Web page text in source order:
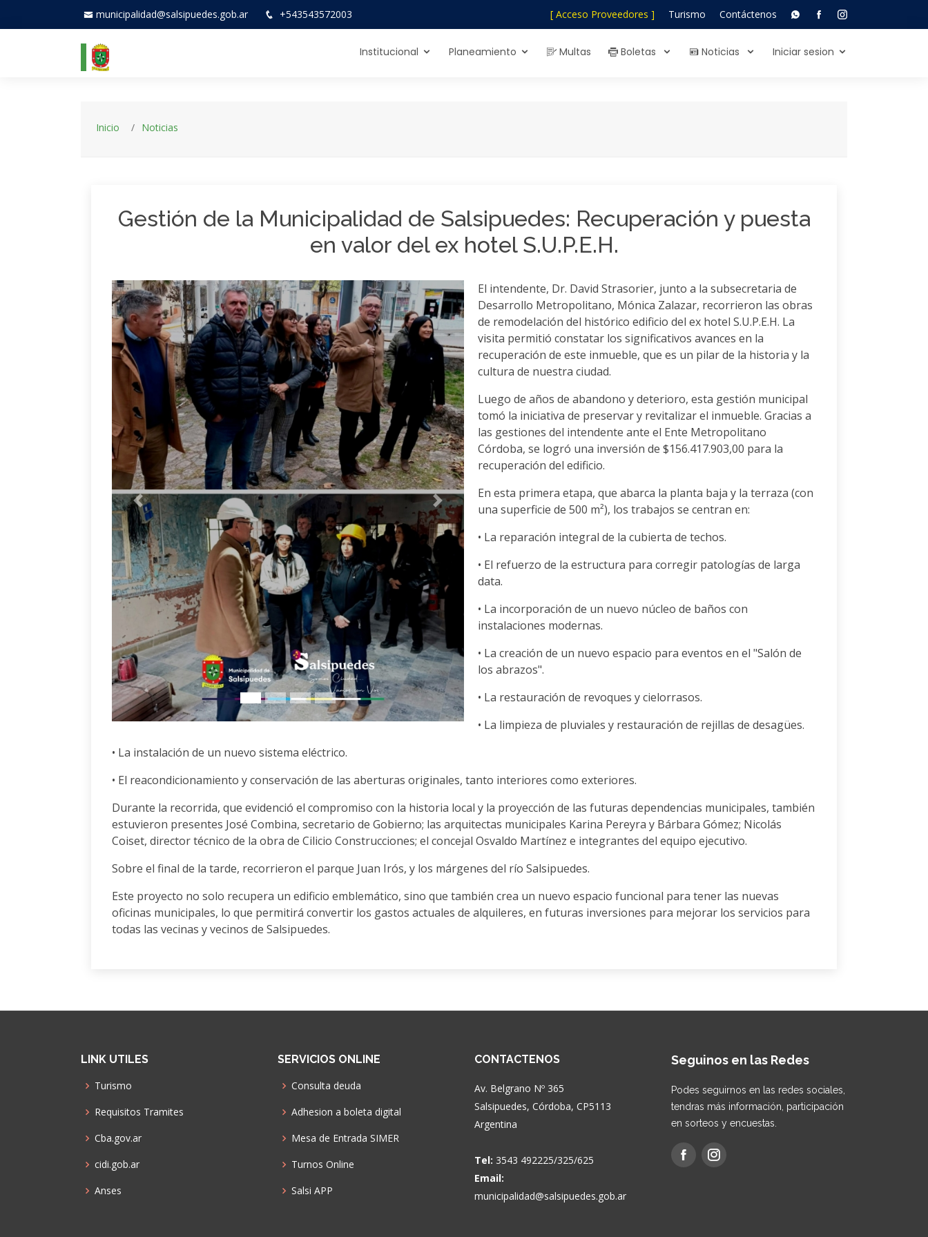
municipalidad@salsipuedes.gob.ar +543543572003 [ Acceso Proveedores ] Turismo Contáctenos
Institucional Planeamiento Multas Boletas Noticias Iniciar sesion
Inicio Noticias
Gestión de la Municipalidad de Salsipuedes: Recuperación y puesta
en valor del ex hotel S.U.P.E.H.
Anterior Siguiente
El intendente, Dr. David Strasorier, junto a la subsecretaria de
Desarrollo Metropolitano, Mónica Zalazar, recorrieron las obras
de remodelación del histórico edificio del ex hotel S.U.P.E.H. La
visita permitió constatar los significativos avances en la
recuperación de este inmueble, que es un pilar de la historia y la
cultura de nuestra ciudad.
Luego de años de abandono y deterioro, esta gestión municipal
tomó la iniciativa de preservar y revitalizar el inmueble. Gracias a
las gestiones del intendente ante el Ente Metropolitano
Córdoba, se logró una inversión de $156.417.903,00 para la
recuperación del edificio.
En esta primera etapa, que abarca la planta baja y la terraza (con
una superficie de 500 m²), los trabajos se centran en:
• La reparación integral de la cubierta de techos.
• El refuerzo de la estructura para corregir patologías de larga
data.
• La incorporación de un nuevo núcleo de baños con
instalaciones modernas.
• La creación de un nuevo espacio para eventos en el "Salón de
los abrazos".
• La restauración de revoques y cielorrasos.
• La limpieza de pluviales y restauración de rejillas de desagües.
• La instalación de un nuevo sistema eléctrico.
• El reacondicionamiento y conservación de las aberturas originales, tanto interiores como exteriores.
Durante la recorrida, que evidenció el compromiso con la historia local y la proyección de las futuras dependencias municipales, también
estuvieron presentes José Combina, secretario de Gobierno; las arquitectas municipales Karina Pereyra y Bárbara Gómez; Nicolás
Coiset, director técnico de la obra de Cilicio Construcciones; el concejal Osvaldo Martínez e integrantes del equipo ejecutivo.
Sobre el final de la tarde, recorrieron el parque Juan Irós, y los márgenes del río Salsipuedes.
Este proyecto no solo recupera un edificio emblemático, sino que también crea un nuevo espacio funcional para tener las nuevas
oficinas municipales, lo que permitirá convertir los gastos actuales de alquileres, en futuras inversiones para mejorar los servicios para
todas las vecinas y vecinos de Salsipuedes.
LINK UTILES
Turismo
Requisitos Tramites
Cba.gov.ar
cidi.gob.ar
Anses
SERVICIOS ONLINE
Consulta deuda
Adhesion a boleta digital
Mesa de Entrada SIMER
Turnos Online
Salsi APP
CONTACTENOS
Av. Belgrano Nº 365
Salsipuedes, Córdoba, CP5113
Argentina
Tel: 3543 492225/325/625
Email:
municipalidad@salsipuedes.gob.ar
Seguinos en las Redes
Podes seguirnos en las redes sociales,
tendras más información, participación
en sorteos y encuestas.